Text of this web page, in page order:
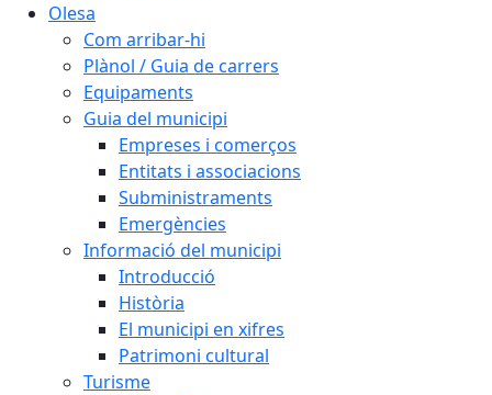
Olesa
Com arribar-hi
Plànol / Guia de carrers
Equipaments
Guia del municipi
Empreses i comerços
Entitats i associacions
Subministraments
Emergències
Informació del municipi
Introducció
Història
El municipi en xifres
Patrimoni cultural
Turisme